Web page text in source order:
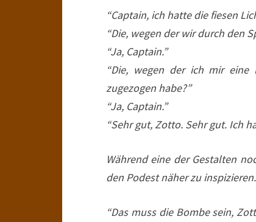
“Captain, ich hatte die fiesen
“Die, wegen der wir durch den
“Ja, Captain.”
“Die, wegen der ich mir eine
zugezogen habe?”
“Ja, Captain.”
“Sehr gut, Zotto. Sehr gut. Ich
Während eine der Gestalten
den Podest näher zu inspizieren.
“Das muss die Bombe sein,